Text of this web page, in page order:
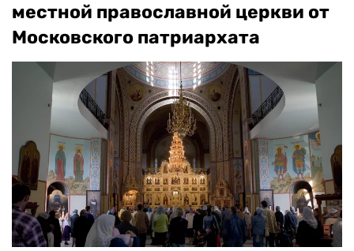
местной православной церкви от
Московского патриархата